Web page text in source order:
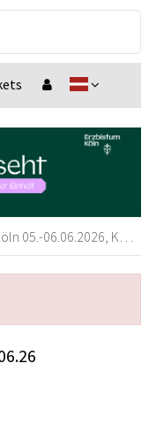
05.-06.06.2026, Köln